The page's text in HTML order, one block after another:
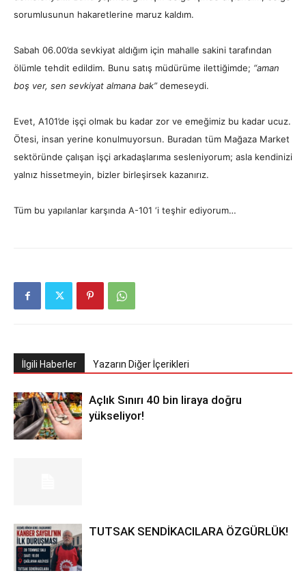
sorumlusunun hakaretlerine maruz kaldım.
Sabah 06.00’da sevkiyat aldığım için mahalle sakini tarafından
ölümle tehdit edildim. Bunu satış müdürüme ilettiğimde; “aman
boş ver, sen sevkiyat almana bak”demeseydi.
Evet, A101’de işçi olmak bu kadar zor ve emeğimiz bu kadar ucuz.
Ötesi, insan yerine konulmuyorsun. Buradan tüm Mağaza Market
sektöründe çalışan işçi arkadaşlarıma sesleniyorum; asla kendinizi
yalnız hissetmeyin, bizler birleşirsek kazanırız.
Tüm bu yapılanlar karşında A-101 ‘i teşhir ediyorum…
İlgili Haberler Yazarın Diğer İçerikleri
Açlık Sınırı 40 bin liraya doğru
yükseliyor!
TUTSAK SENDİKACILARA ÖZGÜRLÜK!